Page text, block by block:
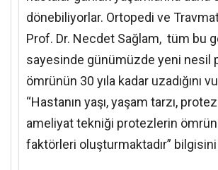
dönebiliyorlar. Ortopedi ve
Prof. Dr. Necdet Sağlam, tüm bu
sayesinde günümüzde yeni nesil
ömrünün 30 yıla kadar uzadığını
“Hastanın yaşı, yaşam tarzı,
ameliyat tekniği protezlerin
faktörleri oluşturmaktadır”